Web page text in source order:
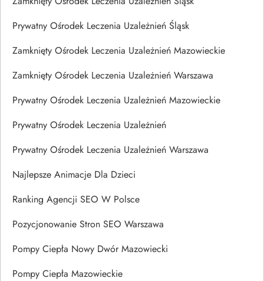
Prywatny Ośrodek Leczenia Uzależnień Śląsk
Zamknięty Ośrodek Leczenia Uzależnień Mazowieckie
Zamknięty Ośrodek Leczenia Uzależnień Warszawa
Prywatny Ośrodek Leczenia Uzależnień Mazowieckie
Prywatny Ośrodek Leczenia Uzależnień
Prywatny Ośrodek Leczenia Uzależnień Warszawa
Najlepsze Animacje Dla Dzieci
Ranking Agencji SEO W Polsce
Pozycjonowanie Stron SEO Warszawa
Pompy Ciepła Nowy Dwór Mazowiecki
Pompy Ciepła Mazowieckie